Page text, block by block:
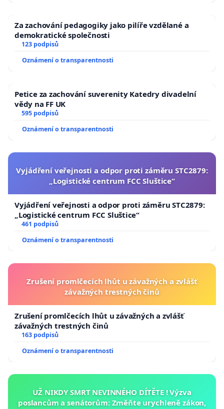
Za zachování pedagogiky jako pilíře vzdělané a
demokratické společnosti
123 podpisů
Oznámení o transparentnosti
Petice za zachování suverenity Katedry divadelní
vědy na FF UK
595 podpisů
Oznámení o transparentnosti
Vyjádření veřejnosti a odpor proti záměru STC2879:
„Logistické centrum FCC Sluštice“
Vyjádření veřejnosti a odpor proti záměru STC2879:
„Logistické centrum FCC Sluštice“
461 podpisů
Oznámení o transparentnosti
Zrušení promlčecích lhůt u závažných a zvlášť
závažných trestných činů
Zrušení promlčecích lhůt u závažných a zvlášť
závažných trestných činů
163 podpisů
Oznámení o transparentnosti
UŽ NIKDY SMRT NEVINNÉHO DÍTĚTE ! Výzva
poslancům a senátorům: Změňte urychleně zákon,